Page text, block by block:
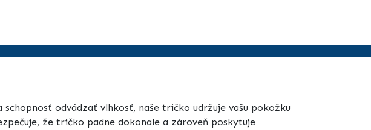
odvádzať vlhkosť, naše tričko udržuje vašu pokožku
že tričko padne dokonale a zároveň poskytuje